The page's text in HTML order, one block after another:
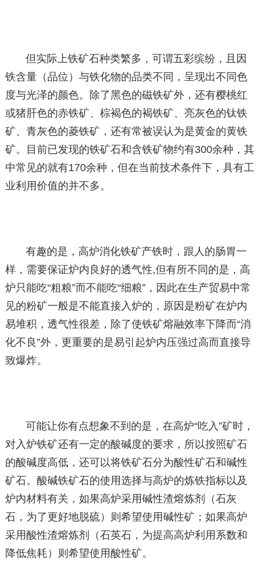
但实际上铁矿石种类繁多，可谓五彩缤纷，且因
铁含量（品位）与铁化物的品类不同，呈现出不同色
度与光泽的颜色。除了黑色的磁铁矿外，还有樱桃红
或猪肝色的赤铁矿、棕褐色的褐铁矿、亮灰色的钛铁
矿、青灰色的菱铁矿，还有常被误认为是黄金的黄铁
矿。目前已发现的铁矿石和含铁矿物约有300余种，其
中常见的就有170余种，但在当前技术条件下，具有工
业利用价值的并不多。
有趣的是，高炉消化铁矿产铁时，跟人的肠胃一
样，需要保证炉内良好的透气性,但有所不同的是，高
炉只能吃“粗粮”而不能吃“细粮”，因此在生产贸易中常
见的粉矿一般是不能直接入炉的，原因是粉矿在炉内
易堆积，透气性很差，除了使铁矿熔融效率下降而“消
化不良”外，更重要的是易引起炉内压强过高而直接导
致爆炸。
可能让你有点想象不到的是，在高炉“吃入”矿时，
对入炉铁矿还有一定的酸碱度的要求，所以按照矿石
的酸碱度高低，还可以将铁矿石分为酸性矿石和碱性
矿石。酸碱铁矿石的使用选择与高炉的炼铁指标以及
炉内材料有关，如果高炉采用碱性渣熔炼剂（石灰
石，为了更好地脱硫）则希望使用碱性矿；如果高炉
采用酸性渣熔炼剂（石英石，为提高高炉利用系数和
降低焦耗）则希望使用酸性矿。